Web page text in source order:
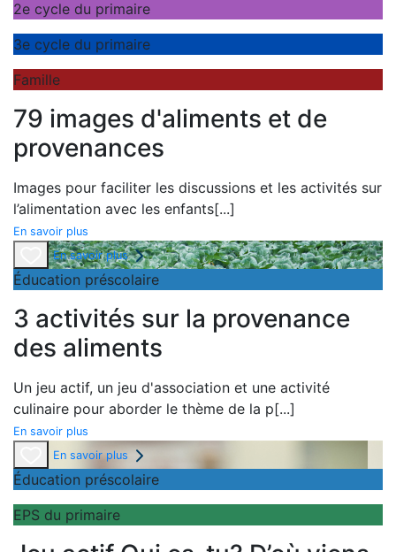
2e cycle du primaire
3e cycle du primaire
Famille
79 images d'aliments et de
provenances
Images pour faciliter les discussions et les activités sur
l’alimentation avec les enfants[...]
En savoir plus
En savoir plus
Éducation préscolaire
3 activités sur la provenance
des aliments
Un jeu actif, un jeu d'association et une activité
culinaire pour aborder le thème de la p[...]
En savoir plus
En savoir plus
Éducation préscolaire
EPS du primaire